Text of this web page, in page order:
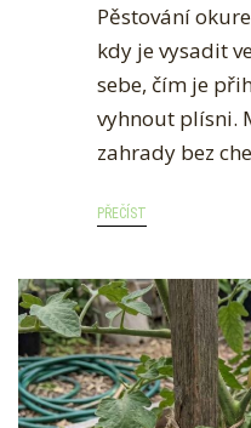
Pěstování
kdy je vysadit
sebe, čím je
vyhnout plísni.
zahrady bez
PŘEČÍST